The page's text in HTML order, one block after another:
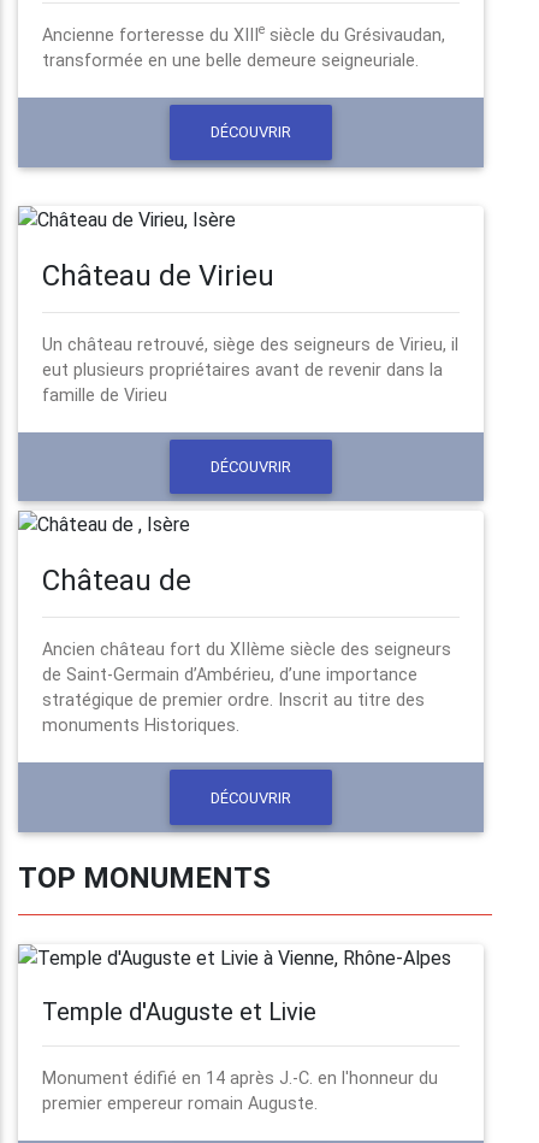
Ancienne forteresse du XIII e siècle du Grésivaudan,
transformée en une belle demeure seigneuriale.
DÉCOUVRIR
Château de Virieu
Un château retrouvé, siège des seigneurs de Virieu, il
eut plusieurs propriétaires avant de revenir dans la
famille de Virieu
DÉCOUVRIR
Château de
Ancien château fort du XIIème siècle des seigneurs
de Saint-Germain d’Ambérieu, d’une importance
stratégique de premier ordre. Inscrit au titre des
monuments Historiques.
DÉCOUVRIR
TOP MONUMENTS
Temple d'Auguste et Livie
Monument édifié en 14 après J.-C. en l'honneur du
premier empereur romain Auguste.